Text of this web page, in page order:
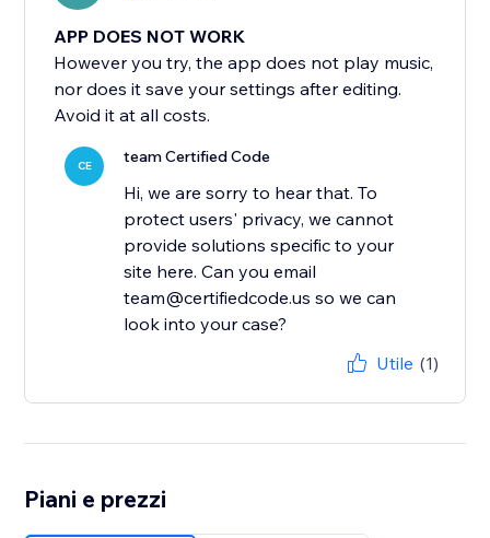
APP DOES NOT WORK
However you try, the app does not play music,
nor does it save your settings after editing.
Avoid it at all costs.
CE team Certified Code
Hi, we are sorry to hear that. To
protect users' privacy, we cannot
provide solutions specific to your
site here. Can you email
team@certifiedcode.us so we can
look into your case?
Utile (1)
Piani e prezzi